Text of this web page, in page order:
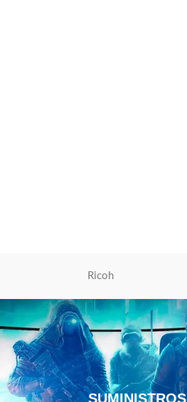
Ricoh
SUMINISTROS